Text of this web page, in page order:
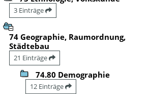
3 Einträge
74 Geographie, Raumordnung,
Städtebau
21 Einträge
74.80 Demographie
12 Einträge